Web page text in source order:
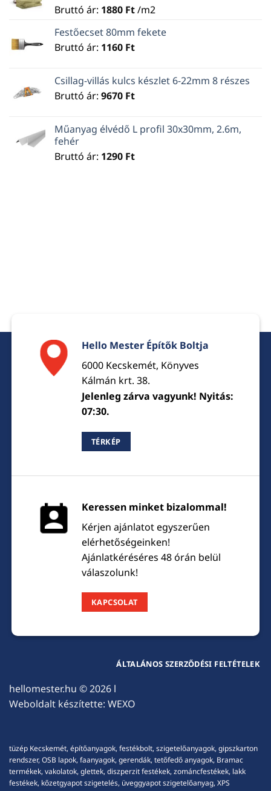
Bruttó ár: 1880 Ft/m2
Festőecset 80mm fekete
Bruttó ár: 1160 Ft
Csillag-villás kulcs készlet 6-22mm 8 részes
Bruttó ár: 9670 Ft
Műanyag élvédő L profil 30x30mm, 2.6m,
fehér
Bruttó ár: 1290 Ft
Hello Mester Építők Boltja
6000 Kecskemét, Könyves
Kálmán krt. 38.
Jelenleg zárva vagyunk! Nyitás:
07:30.
TÉRKÉP
Keressen minket bizalommal!
Kérjen ajánlatot egyszerűen
elérhetőségeinken!
Ajánlatkéréséres 48 órán belül
válaszolunk!
KAPCSOLAT
hellomester.hu © 2026 l
Weboldalt készítette: WEXO
ÁLTALÁNOS SZERZŐDÉSI FELTÉTELEK
tüzép Kecskemét, építőanyagok, festékbolt, szigetelőanyagok, gipszkarton
rendszer, OSB lapok, faanyagok, gerendák, tetőfedő anyagok, Bramac
termékek, vakolatok, glettek, diszperzit festékek, zománcfestékek, lakk
festékek, kőzetgyapot szigetelés, üveggyapot szigetelőanyag, XPS